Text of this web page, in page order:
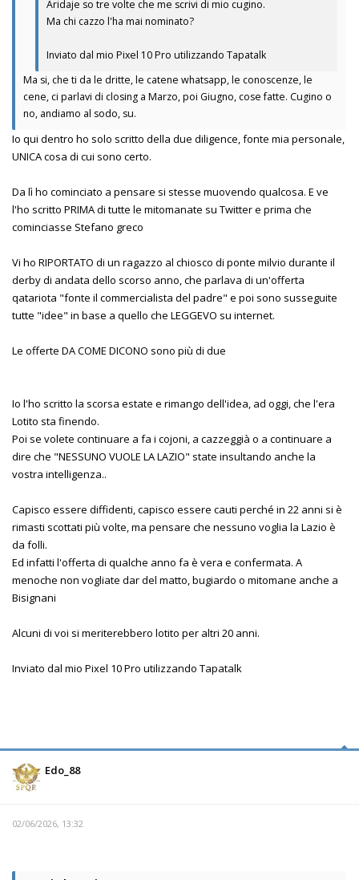
Aridaje so tre volte che me scrivi di mio cugino.
Ma chi cazzo l'ha mai nominato?
Inviato dal mio Pixel 10 Pro utilizzando Tapatalk
Ma si, che ti da le dritte, le catene whatsapp, le conoscenze, le
cene, ci parlavi di closing a Marzo, poi Giugno, cose fatte. Cugino o
no, andiamo al sodo, su.
Io qui dentro ho solo scritto della due diligence, fonte mia personale,
UNICA cosa di cui sono certo.
Da lì ho cominciato a pensare si stesse muovendo qualcosa. E ve
l'ho scritto PRIMA di tutte le mitomanate su Twitter e prima che
cominciasse Stefano greco
Vi ho RIPORTATO di un ragazzo al chiosco di ponte milvio durante il
derby di andata dello scorso anno, che parlava di un'offerta
qatariota "fonte il commercialista del padre" e poi sono susseguite
tutte "idee" in base a quello che LEGGEVO su internet.
Le offerte DA COME DICONO sono più di due
Io l'ho scritto la scorsa estate e rimango dell'idea, ad oggi, che l'era
Lotito sta finendo.
Poi se volete continuare a fa i cojoni, a cazzeggià o a continuare a
dire che "NESSUNO VUOLE LA LAZIO" state insultando anche la
vostra intelligenza..
Capisco essere diffidenti, capisco essere cauti perché in 22 anni si è
rimasti scottati più volte, ma pensare che nessuno voglia la Lazio è
da folli.
Ed infatti l'offerta di qualche anno fa è vera e confermata. A
menoche non vogliate dar del matto, bugiardo o mitomane anche a
Bisignani
Alcuni di voi si meriterebbero lotito per altri 20 anni.
Inviato dal mio Pixel 10 Pro utilizzando Tapatalk
Edo_88
02/06/2026, 13:32